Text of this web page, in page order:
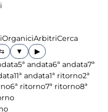
OrganiciArbitriCerca
▶
5ª andata6ª andata7ª
11ª andata1ª ritorno2ª
6ª ritorno7ª ritorno8ª